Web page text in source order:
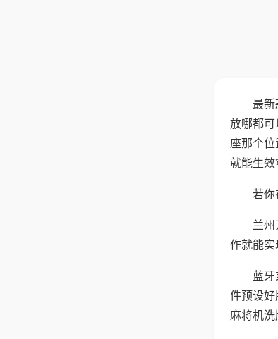
最新
放哪都可
座那个
就能生效
若你
兰
作就能实
蓝
件预设
麻将机洗